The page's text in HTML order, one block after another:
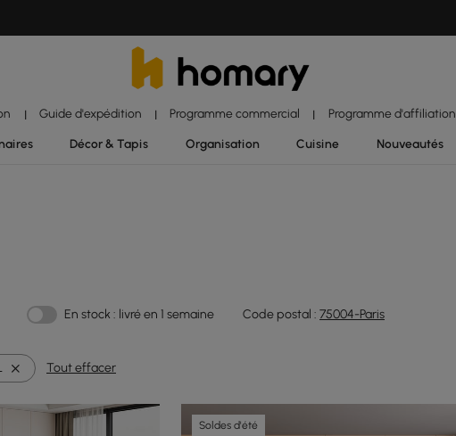
| Guide d'expédition | Programme commercial | Programme d'affiliation
Décor & Tapis Organisation Cuisine Nouveautés
En stock : livré en 1 semaine Code postal : 75004-Paris
Tout effacer
Soldes d'été